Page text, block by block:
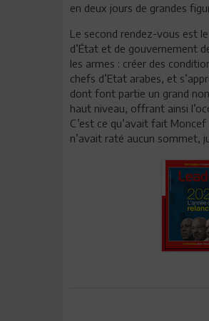
en deux jours de grandes
Le second rendez-vous est
d’État et de gouvernement
les armes : créer des
chefs d’Etat arabes, et
dont font partie un grand
haut niveau, offrant ainsi
C’est ce qu’avait fait
n’avait raté aucun sommet,